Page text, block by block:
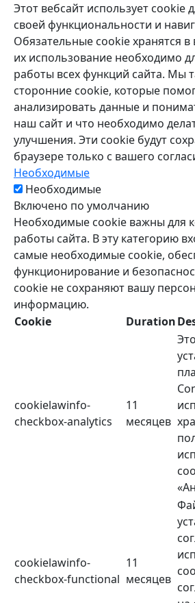
Этот вебсайт использует cookie
своей функциональности и
Обязательные cookie хранятся
их использование необходимо
работы всех функций сайта. Мы
сторонние cookie, которые
анализировать данные и
наш сайт и что необходимо
улучшения. Эти cookie будут
браузере только с вашего
Необходимые
Необходимые
Включено по умолчанию
Необходимые cookie важны для
работы сайта. В эту категорию
самые необходимые cookie,
функционирование и
cookie не сохраняют вашу
информацию.
Cookie
Duration
cookielawinfo-
checkbox-analytics
11
месяцев
cookielawinfo-
checkbox-functional
11
месяцев